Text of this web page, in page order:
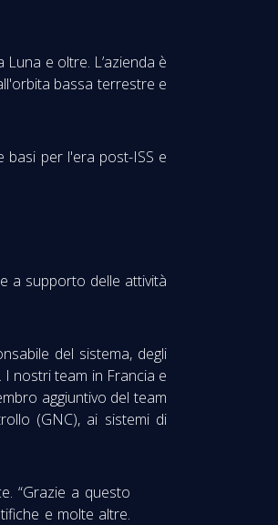
e oltre. L’azienda è
bassa terrestre e
basi per l'era post-ISS e
a supporto delle attività
del sistema, degli
nostri team in Francia e
aggiuntivo del team
(GNC), ai sistemi di
“Grazie a questo
e molte altre.